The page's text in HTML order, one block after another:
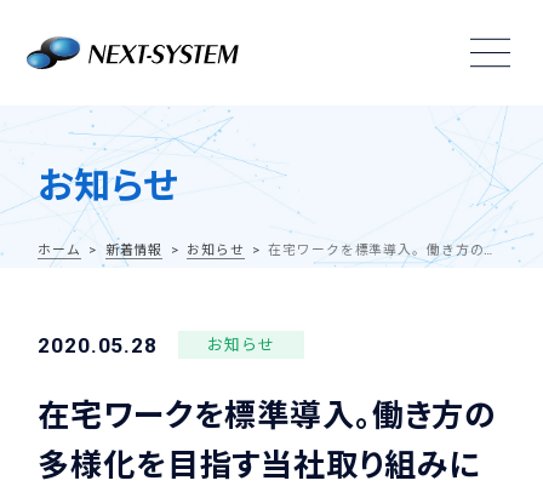
お知らせ
ホーム 新着情報 お知らせ 在宅ワークを標準導入。働き方の多様化を目指す当社取り組みについて
2020.05.28 お知らせ
在宅ワークを標準導入。働き方の
多様化を目指す当社取り組みに